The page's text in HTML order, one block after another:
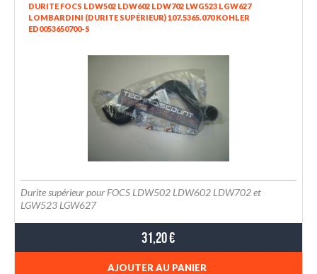
DURITE FOCS LDW502 LDW602 LDW702 LWG523 LGW627
LOMBARDINI (DURITE SUPÉRIEUR) 107.5365.070 KOHLER
ED0053650700-S
Durite supérieur pour FOCS LDW502 LDW602 LDW702 et
LGW523 LGW627
31,20 €
AJOUTER AU PANIER